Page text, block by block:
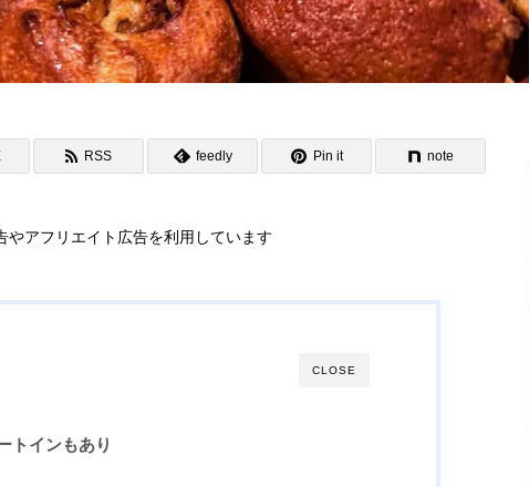
RSS feedly Pin it note
やアフリエイト広告を利用しています
CLOSE
トインもあり